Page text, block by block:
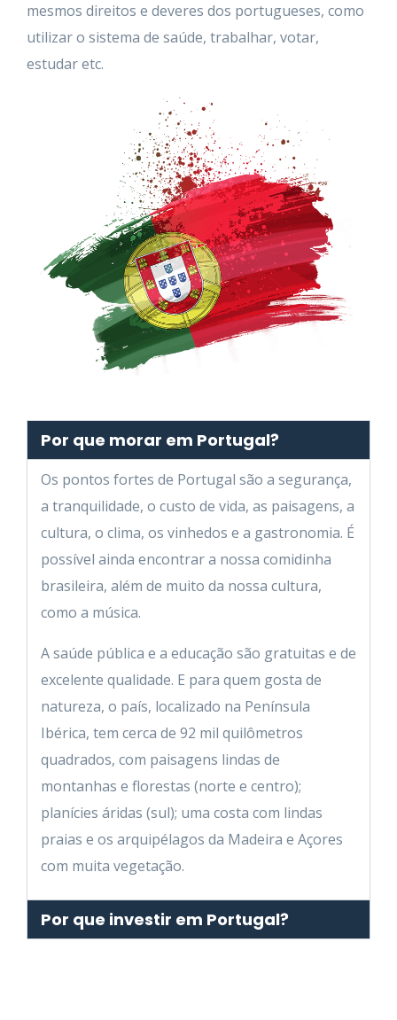
mesmos direitos e deveres dos portugueses, como
utilizar o sistema de saúde, trabalhar, votar,
estudar etc.
Por que morar em Portugal?
Os pontos fortes de Portugal são a segurança,
a tranquilidade, o custo de vida, as paisagens, a
cultura, o clima, os vinhedos e a gastronomia. É
possível ainda encontrar a nossa comidinha
brasileira, além de muito da nossa cultura,
como a música.
A saúde pública e a educação são gratuitas e de
excelente qualidade. E para quem gosta de
natureza, o país, localizado na Península
Ibérica, tem cerca de 92 mil quilômetros
quadrados, com paisagens lindas de
montanhas e florestas (norte e centro);
planícies áridas (sul); uma costa com lindas
praias e os arquipélagos da Madeira e Açores
com muita vegetação.
Por que investir em Portugal?